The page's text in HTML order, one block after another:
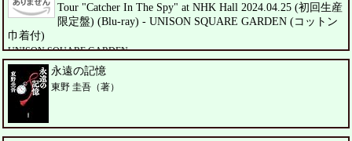
Tour "Catcher In The Spy" at NHK Hall 2024.04.25 (初回生産
限定盤) (Blu-ray) - UNISON SQUARE GARDEN (コットン
巾着付)
UNISON SQUARE GARDEN
永遠の記憶
東野 圭吾（著）